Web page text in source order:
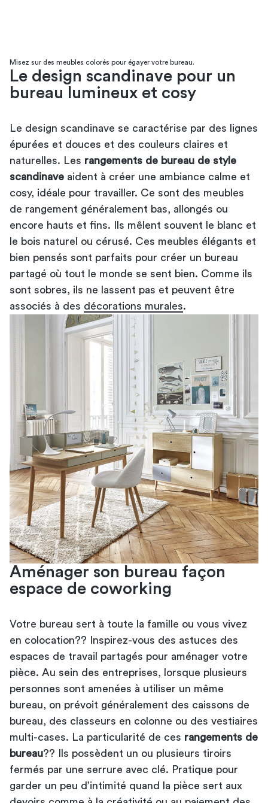
Misez sur des meubles colorés pour égayer votre bureau.
Le design scandinave pour un
bureau lumineux et cosy
Le design scandinave se caractérise par des lignes
épurées et douces et des couleurs claires et
naturelles. Les rangements de bureau de style
scandinave aident à créer une ambiance calme et
cosy, idéale pour travailler. Ce sont des meubles
de rangement généralement bas, allongés ou
encore hauts et fins. Ils mêlent souvent le blanc et
le bois naturel ou cérusé. Ces meubles élégants et
bien pensés sont parfaits pour créer un bureau
partagé où tout le monde se sent bien. Comme ils
sont sobres, ils ne lassent pas et peuvent être
associés à des décorations murales.
Aménager son bureau façon
espace de coworking
Votre bureau sert à toute la famille ou vous vivez
en colocation?? Inspirez-vous des astuces des
espaces de travail partagés pour aménager votre
pièce. Au sein des entreprises, lorsque plusieurs
personnes sont amenées à utiliser un même
bureau, on prévoit généralement des caissons de
bureau, des classeurs en colonne ou des vestiaires
multi-cases. La particularité de ces rangements de
bureau?? Ils possèdent un ou plusieurs tiroirs
fermés par une serrure avec clé. Pratique pour
garder un peu d’intimité quand la pièce sert aux